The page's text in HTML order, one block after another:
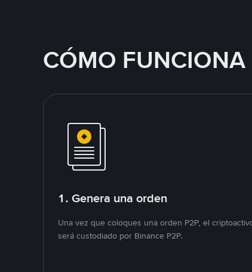
CÓMO FUNCIONA
1. Genera una orden
Una vez que coloques una orden P2P, el
será custodiado por Binance P2P.